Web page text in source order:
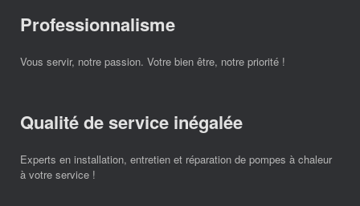
Professionnalisme
Vous servir, notre passion. Votre bien être, notre priorité !
Qualité de service inégalée
Experts en installation, entretien et réparation de pompes à chaleur
à votre service !